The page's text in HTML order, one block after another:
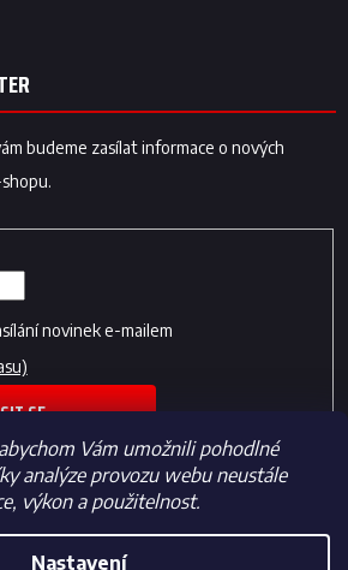
Vám umožnili pohodlné
analýze provozu webu neustále
výkon a použitelnost.
Nastavení
budeme zasílat informace o nových
novinek e-mailem
SE